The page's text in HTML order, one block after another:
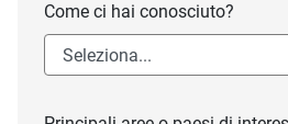
Come ci hai conosciuto?